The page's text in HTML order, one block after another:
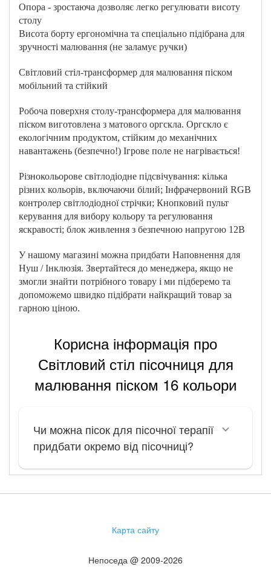
Опора - зростаюча дозволяє легко регулювати висоту
столу
Висота борту ергономічна та спеціально підібрана для
зручності малювання (не заламує ручки)
Світловий стіл-трансформер для малювання піском
мобільний та стійкий
Робоча поверхня столу-трансформера для малювання
піском виготовлена ​​з матового оргскла. Оргскло є
екологічним продуктом, стійким до механічних
навантажень (безпечно!) Ігрове поле не нагрівається!
Різнокольорове світлодіодне підсвічування: кілька
різних кольорів, включаючи білий; Інфрачервоний RGB
контролер світлодіодної стрічки; Кнопковий пульт
керування для вибору кольору та регулювання
яскравості; блок живлення з безпечною напругою 12В
У нашому магазині можна придбати Наповнення для
Нуш / Інклюзія. Звертайтеся до менеджера, якщо не
змогли знайти потрібного товару і ми підберемо та
допоможемо швидко підібрати найкращий товар за
гарною ціною.
Корисна інформація про
Світловий стіл пісочниця для
малювання піском 16 кольори
Чи можна пісок для пісочної терапії
придбати окремо від пісочниці?
Карта сайту
Непоседа @ 2009-2026